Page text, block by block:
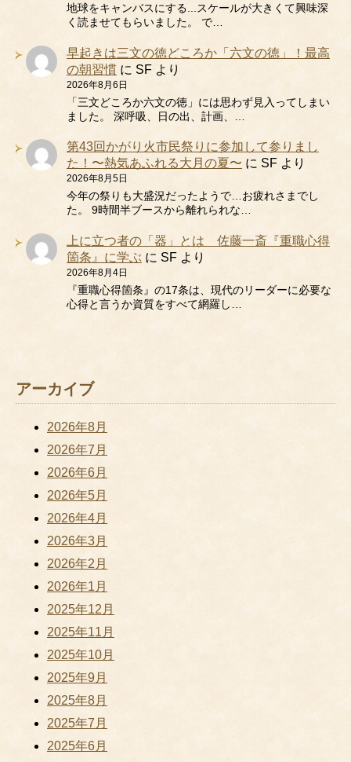
地球をキャンバスにする...スケールが大きくて興味深
く読ませてもらいました。 で…
早起きは三文の徳どころか「六文の徳」！最高
の朝習慣 に SF より
2026年8月6日
「三文どころか六文の徳」には思わず見入ってしまい
ました。 深呼吸、日の出、計画、…
第43回かがり火市民祭りに参加して参りまし
た！〜熱気あふれる大月の夏〜 に SF より
2026年8月5日
今年の祭りも大盛況だったようで…お疲れさまでし
た。 9時間半ブースから離れられな…
上に立つ者の「器」とは 佐藤一斎『重職心得
箇条』に学ぶ に SF より
2026年8月4日
『重職心得箇条』の17条は、現代のリーダーに必要な
心得と言うか資質をすべて網羅し…
アーカイブ
2026年8月
2026年7月
2026年6月
2026年5月
2026年4月
2026年3月
2026年2月
2026年1月
2025年12月
2025年11月
2025年10月
2025年9月
2025年8月
2025年7月
2025年6月